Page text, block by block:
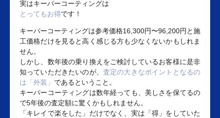
実はキーパーコーティングは
とってもお得です！
キーパーコーティングは参考価格16,300円〜96,200円と施
工価格だけを見ると高く感じる方も少なくないかもしれま
せん。
しかし、数年後の乗り換えをご検討しているお客様に是非
知っていただきたいのが、 査定の大きなポイントとなるの
は「外装」 であるということ。
キーパーコーティングは数年経っても、美しさを保てるの
で5年後の査定額に驚くかもしれません。
「キレイで楽をした」だけでなく、実は「得」をしていた